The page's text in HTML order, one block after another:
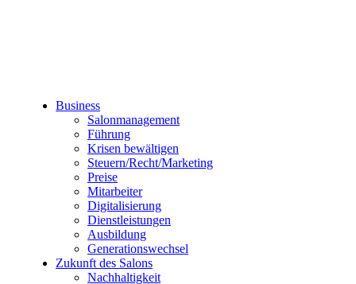
Business
Salonmanagement
Führung
Krisen bewältigen
Steuern/Recht/Marketing
Preise
Mitarbeiter
Digitalisierung
Dienstleistungen
Ausbildung
Generationswechsel
Zukunft des Salons
Nachhaltigkeit